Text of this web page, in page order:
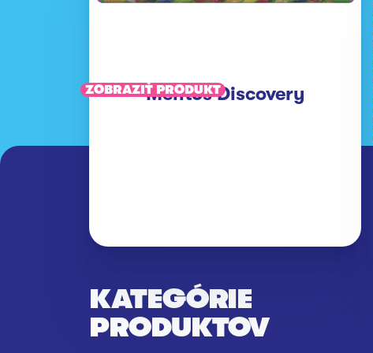
Mentos Discovery
ZOBRAZIŤ PRODUKT
KATEGÓRIE
PRODUKTOV